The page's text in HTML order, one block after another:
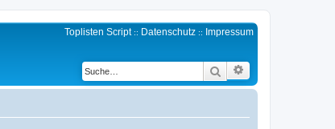
Toplisten Script:: Datenschutz :: Impressum
Suche